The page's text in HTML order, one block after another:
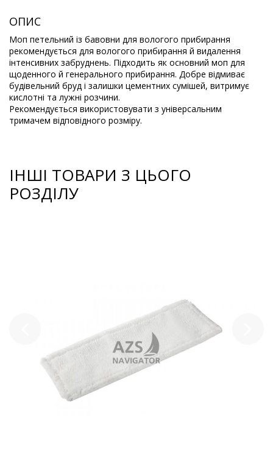
ОПИС
Моп петельний із бавовни для вологого прибирання
рекомендується для вологого прибирання й видалення
інтенсивних забруднень. Підходить як основний моп для
щоденного й генерального прибирання. Добре відмиває
будівельний бруд і залишки цементних сумішей, витримує
кислотні та лужні розчини.
Рекомендується використовувати з універсальним
тримачем відповідного розміру.
ІНШІ ТОВАРИ З ЦЬОГО
РОЗДІЛУ